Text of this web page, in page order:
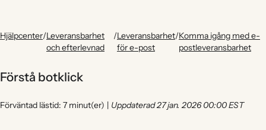
Hjälpcenter/Leveransbarhet
och efterlevnad
/Leveransbarhet
för e-post
/Komma igång med e-
postleveransbarhet
Förstå botklick
Förväntad lästid: 7 minut(er) | Uppdaterad 27 jan. 2026 00:00 EST